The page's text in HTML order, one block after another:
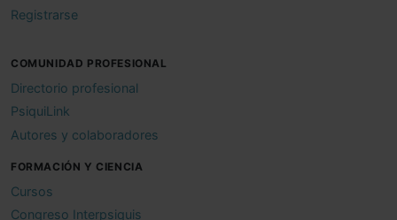
Registrarse
COMUNIDAD PROFESIONAL
Directorio profesional
PsiquiLink
Autores y colaboradores
FORMACIÓN Y CIENCIA
Cursos
Congreso Interpsiquis